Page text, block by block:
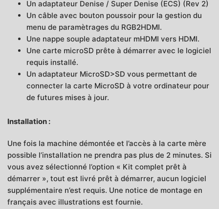
Un adaptateur Denise / Super Denise (ECS) (Rev 2)
Un câble avec bouton poussoir pour la gestion du
menu de paramètrages du RGB2HDMI.
Une nappe souple adaptateur mHDMI vers HDMI.
Une carte microSD prête à démarrer avec le logiciel
requis installé.
Un adaptateur MicroSD>SD vous permettant de
connecter la carte MicroSD à votre ordinateur pour
de futures mises à jour.
Installation :
Une fois la machine démontée et l’accès à la carte mère
possible l’installation ne prendra pas plus de 2 minutes. Si
vous avez sélectionné l’option « Kit complet prêt à
démarrer », tout est livré prêt à démarrer, aucun logiciel
supplémentaire n’est requis. Une notice de montage en
français avec illustrations est fournie.